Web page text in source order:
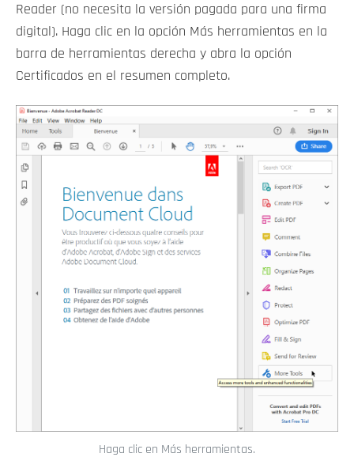
Reader (no necesita la versión pagada para una firma
digital). Haga clic en la opción Más herramientas en la
barra de herramientas derecha y abra la opción
Certificados en el resumen completo.
Haga clic en Más herramientas.